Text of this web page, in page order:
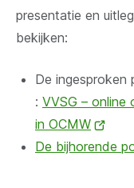
presentatie en
bekijken:
De
: VVSG – online
in OCMW
De bijhorende